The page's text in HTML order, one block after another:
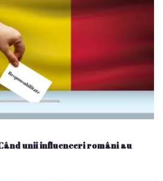
unii influenceri români au